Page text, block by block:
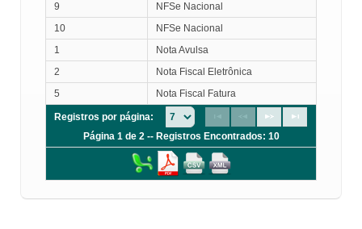
9
NFSe Nacional
10
NFSe Nacional
1
Nota Avulsa
2
Nota Fiscal Eletrônica
5
Nota Fiscal Fatura
Registros por página:
Página 1 de 2 -- Registros Encontrados: 10